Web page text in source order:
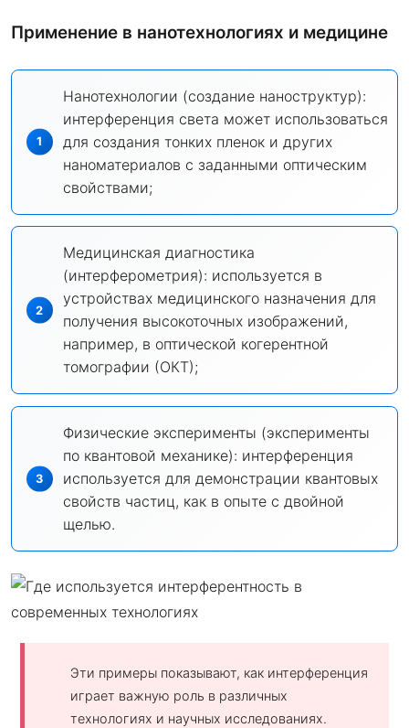
Применение в нанотехнологиях и медицине
Нанотехнологии (создание наноструктур):
интерференция света может использоваться
для создания тонких пленок и других
наноматериалов с заданными оптическим
свойствами;
Медицинская диагностика
(интерферометрия): используется в
устройствах медицинского назначения для
получения высокоточных изображений,
например, в оптической когерентной
томографии (ОКТ);
Физические эксперименты (эксперименты
по квантовой механике): интерференция
используется для демонстрации квантовых
свойств частиц, как в опыте с двойной
щелью.
Эти примеры показывают, как интерференция
играет важную роль в различных
технологиях и научных исследованиях.